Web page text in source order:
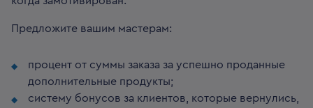
Предложите вашим мастерам:
процент от суммы заказа за успешно проданные
дополнительные продукты;
систему бонусов за клиентов, которые вернулись,